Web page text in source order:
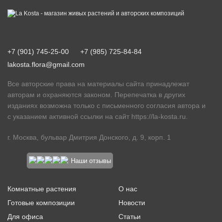
+7 (901) 745-25-00
+7 (985) 725-84-84
lakosta.flora@gmail.com
Все авторские права на материалы сайта принадлежат
авторам и охраняются законом. Перепечатка в других
изданиях возможна только с письменного согласия автора и
с указанием активной ссылки на сайт https://la-kosta.ru
г. Москва, бульвар Дмитрия Донского, д. 9, корп. 1
Наши отзывы
Комнатные растения
Готовые композиции
Для офиса
О нас
Новости
Статьи